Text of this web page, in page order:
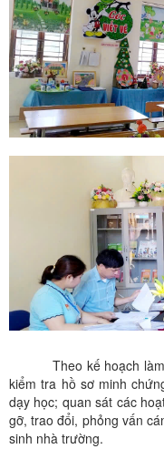
Theo kế hoạch
kiểm tra hồ sơ minh
dạy học; quan sát các
gỡ, trao đổi, phỏng vấn
sinh nhà trường.